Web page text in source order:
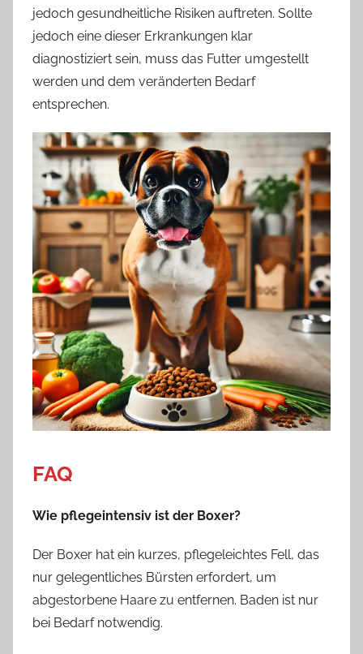
jedoch gesundheitliche Risiken auftreten. Sollte
jedoch eine dieser Erkrankungen klar
diagnostiziert sein, muss das Futter umgestellt
werden und dem veränderten Bedarf
entsprechen.
FAQ
Wie pflegeintensiv ist der Boxer?
Der Boxer hat ein kurzes, pflegeleichtes Fell, das
nur gelegentliches Bürsten erfordert, um
abgestorbene Haare zu entfernen. Baden ist nur
bei Bedarf notwendig.